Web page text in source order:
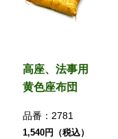
高座、法事用
黄色座布団
品番： 2781
1,540円（税込）